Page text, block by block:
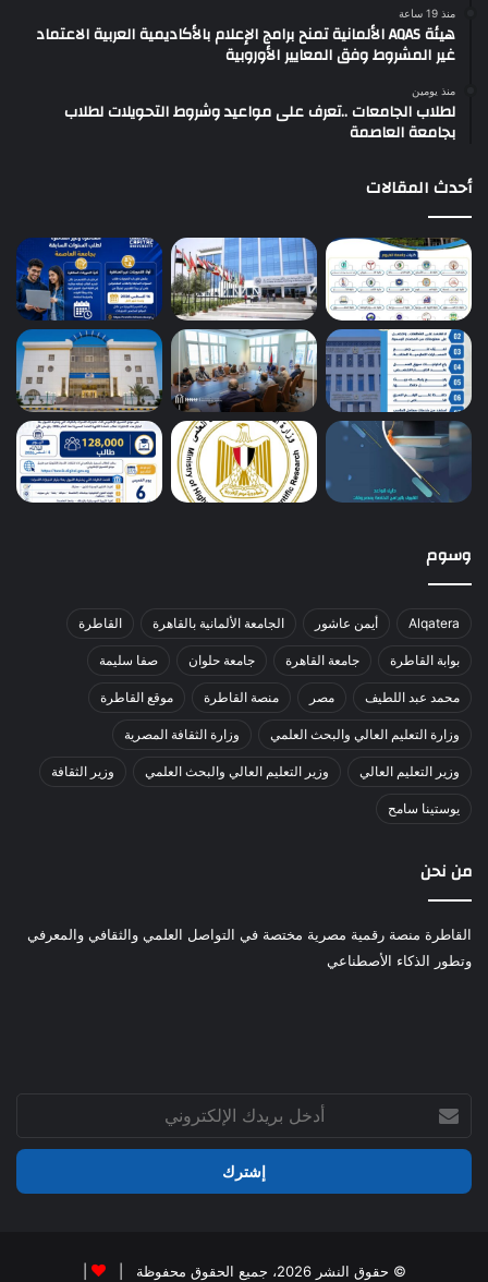
منذ 19 ساعة
هيئة AQAS الألمانية تمنح برامج الإعلام بالأكاديمية العربية الاعتماد
غير المشروط وفق المعايير الأوروبية
منذ يومين
لطلاب الجامعات ..تعرف على مواعيد وشروط التحويلات لطلاب
بجامعة العاصمة
أحدث المقالات
وسوم
Alqatera أيمن عاشور الجامعة الألمانية بالقاهرة القاطرة
بوابة القاطرة جامعة القاهرة جامعة حلوان صفا سليمة
محمد عبد اللطيف مصر منصة القاطرة موقع القاطرة
وزارة التعليم العالي والبحث العلمي وزارة الثقافة المصرية
وزير التعليم العالي وزير التعليم العالي والبحث العلمي وزير الثقافة
يوستينا سامح
من نحن
القاطرة منصة رقمية مصرية مختصة في التواصل العلمي والثقافي والمعرفي
وتطور الذكاء الأصطناعي
بريدك
الإلكتروني
© حقوق النشر 2026، جميع الحقوق محفوظة |